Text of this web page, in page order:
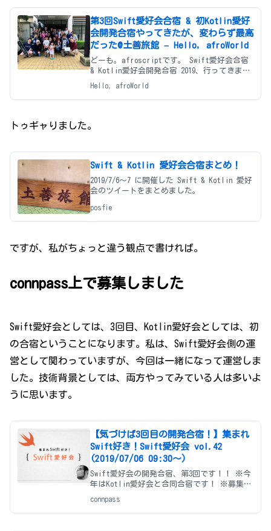
第3回Swift愛好会合宿 & 初Kotlin愛好
会開発合宿やってきたが、変わらず最高
だった@土善旅館 – Hello, afroWorld
どーも。afroscriptです。 Swift愛好会合宿
& Kotlin愛好会開発合宿 2019、行ってきまし
kotlin.connpass.com 結論からいくと、
Hello, afroWorld
トゥギャりました。
Swift & Kotlin 愛好会合宿まとめ！
2019/7/6〜7 に開催した Swift & Kotlin 愛好
会のツイートをまとめました。
posfie
ですが、私がちょっと違う観点で書ければ。
connpass上で募集しました
Swift愛好会としては、3回目、Kotlin愛好会としては、初
の合宿ということになります。私は、Swift愛好会側の運
営として関わっていますが、今回は一緒になって運営しま
した。技術背景としては、両方やってみている人は多いよ
うに思います。
【気づけば3回目の開発合宿！】集まれ
Swift好き！Swift愛好会 vol.42
(2019/07/06 09:30〜)
Swift愛好会の開発合宿、第3回です！！ ※今
年はKotlin愛好会と合同合宿です！ ※募集締
ジください！（宿の空き状況により、お断り
させていただくこともございます。ご了承く
connpass